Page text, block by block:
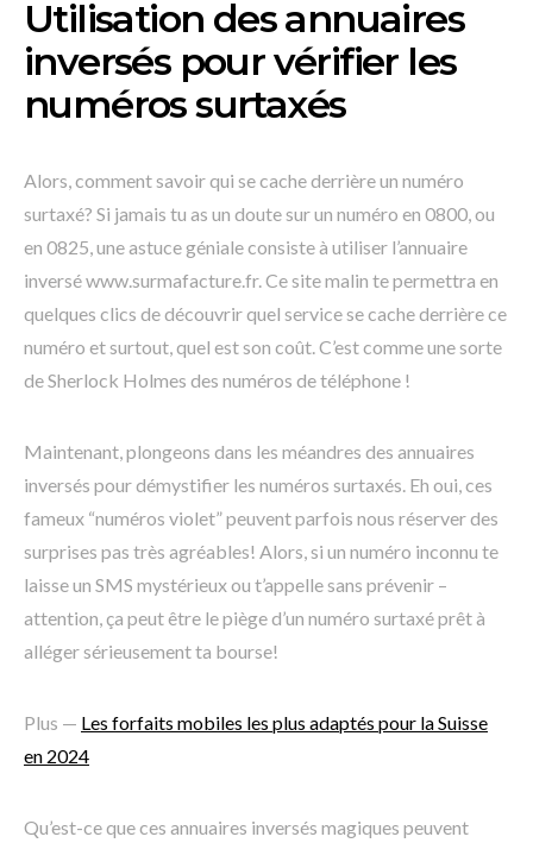
Utilisation des annuaires
inversés pour vérifier les
numéros surtaxés
Alors, comment savoir qui se cache derrière un numéro
surtaxé? Si jamais tu as un doute sur un numéro en 0800, ou
en 0825, une astuce géniale consiste à utiliser l’annuaire
inversé www.surmafacture.fr. Ce site malin te permettra en
quelques clics de découvrir quel service se cache derrière ce
numéro et surtout, quel est son coût. C’est comme une sorte
de Sherlock Holmes des numéros de téléphone !
Maintenant, plongeons dans les méandres des annuaires
inversés pour démystifier les numéros surtaxés. Eh oui, ces
fameux “numéros violet” peuvent parfois nous réserver des
surprises pas très agréables! Alors, si un numéro inconnu te
laisse un SMS mystérieux ou t’appelle sans prévenir –
attention, ça peut être le piège d’un numéro surtaxé prêt à
alléger sérieusement ta bourse!
Plus — Les forfaits mobiles les plus adaptés pour la Suisse
en 2024
Qu’est-ce que ces annuaires inversés magiques peuvent